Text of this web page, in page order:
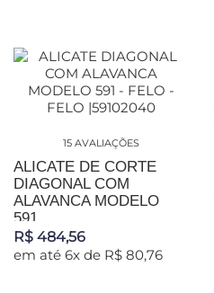
15 AVALIAÇÕES
ALICATE DE CORTE
DIAGONAL COM
ALAVANCA MODELO
591...
R$ 484,56
em até 6x de R$ 80,76